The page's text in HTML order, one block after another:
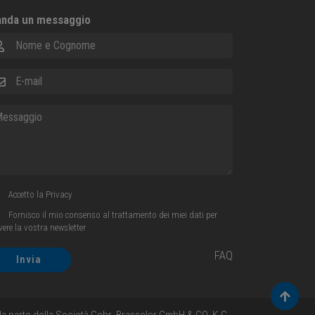
un messaggio
e Cognome
Accetto la Privacy
Fornisco il mio consenso al trattamento dei miei dati per
la vostra newsletter
Invia FAQ
Torna